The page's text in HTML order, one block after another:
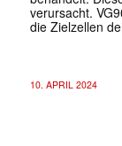
verursacht.
die Zielzellen
10. APRIL 2024